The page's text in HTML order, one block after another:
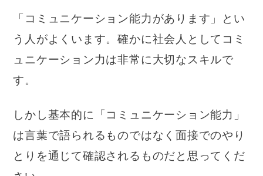
「コミュニケーション能力があります」とい
う人がよくいます。確かに社会人としてコミ
ュニケーション力は非常に大切なスキルで
す。
しかし基本的に「コミュニケーション能力」
は言葉で語られるものではなく面接でのやり
とりを通じて確認されるものだと思ってくだ